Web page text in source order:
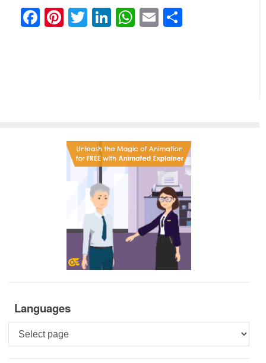
Facebook
Pinterest
Twitter
LinkedIn
WhatsApp
Email
Languages
Languages